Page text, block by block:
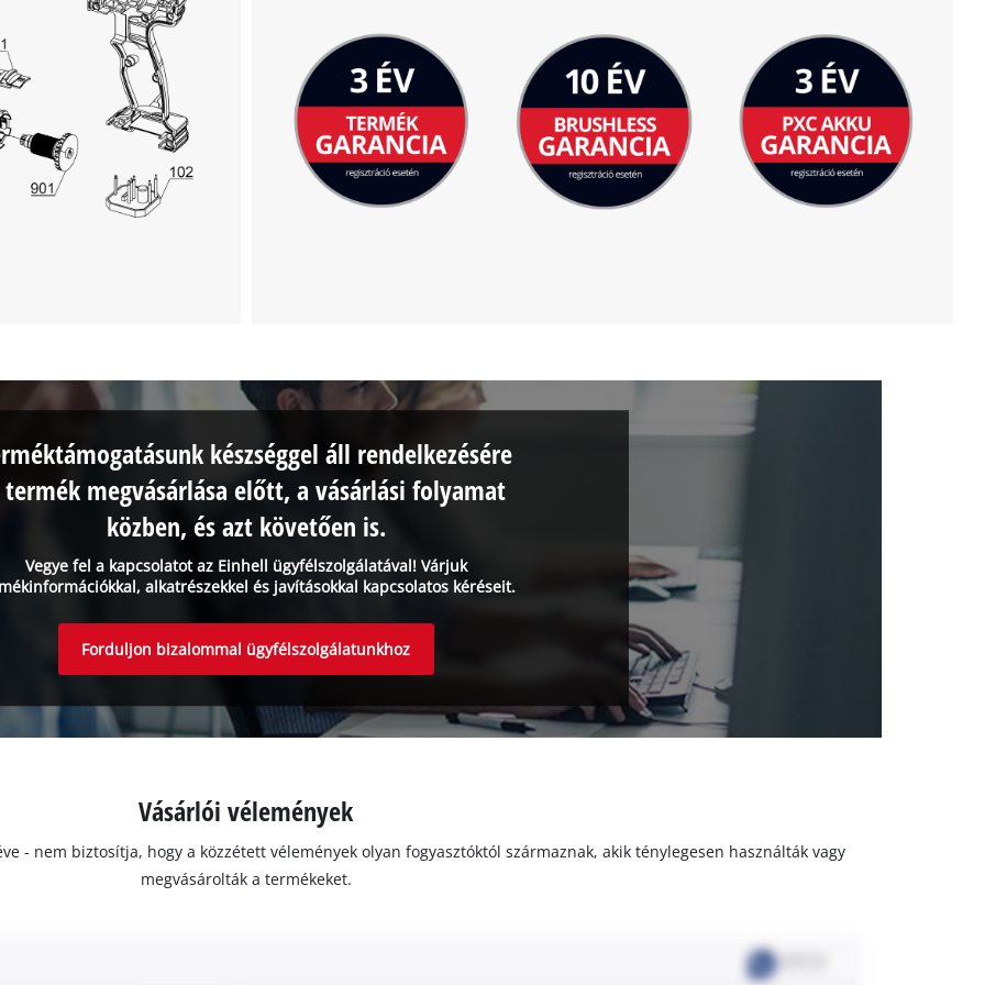
Vegye fel a kapcsolatot az Einhell ügyfélszolgálatával! Várjuk
alkatrészekkel és javításokkal kapcsolatos kéréseit.
készséggel áll rendelkezésére
megvásárlása előtt, a vásárlási folyamat
közben, és azt követően is.
Forduljon bizalommal ügyfélszolgálatunkhoz
Vásárlói vélemények
- nem biztosítja, hogy a közzétett vélemények olyan fogyasztóktól származnak, akik ténylegesen használták vagy
megvásárolták a termékeket.